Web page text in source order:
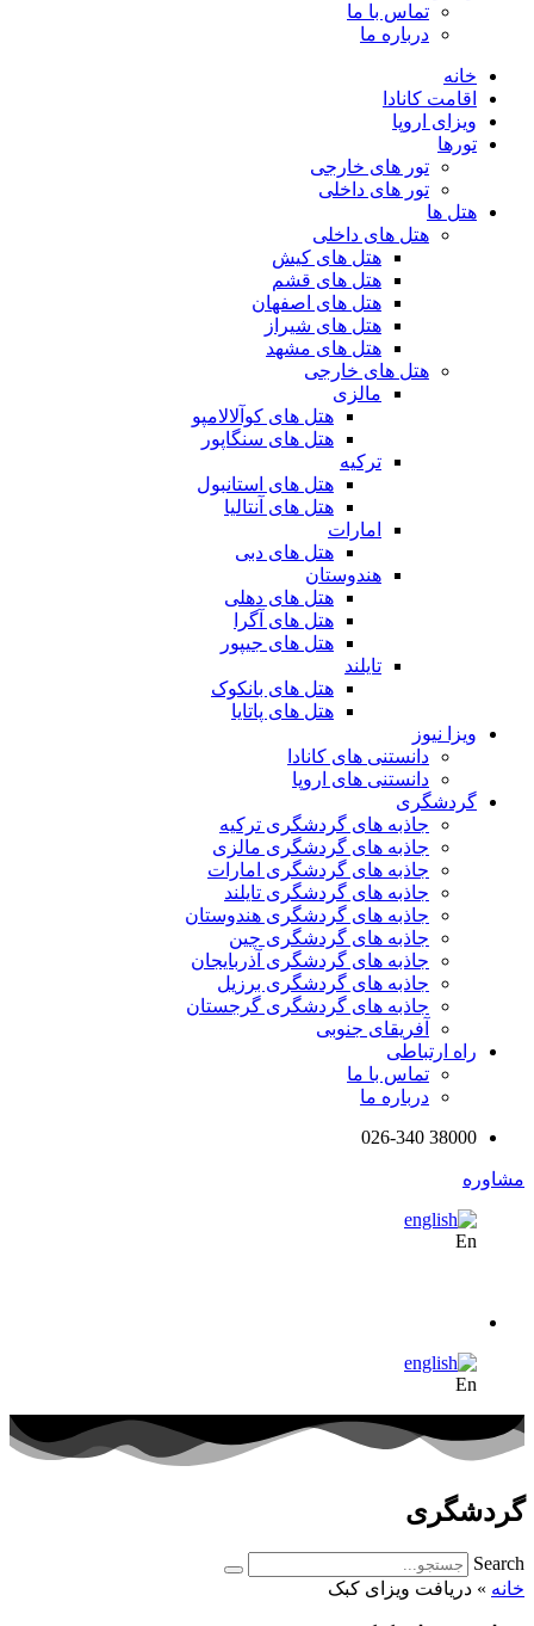
تماس با ما
درباره ما
خانه
اقامت کانادا
ویزای اروپا
تورها
تور های خارجی
تور های داخلی
هتل ها
هتل های داخلی
هتل های کیش
هتل های قشم
هتل های اصفهان
هتل های شیراز
هتل های مشهد
هتل های خارجی
مالزی
هتل های کوآلالامپو
هتل های سنگاپور
ترکیه
هتل های استانبول
هتل های آنتالیا
امارات
هتل های دبی
هندوستان
هتل های دهلی
هتل های آگرا
هتل های جیپور
تایلند
هتل های بانکوک
هتل های پاتایا
ویزا نیوز
دانستنی های کانادا
دانستنی های اروپا
گردشگری
جاذبه های گردشگری ترکیه
جاذبه های گردشگری مالزی
جاذبه های گردشگری امارات
جاذبه های گردشگری تایلند
جاذبه های گردشگری هندوستان
جاذبه های گردشگری چین
جاذبه های گردشگری آذربایجان
جاذبه های گردشگری برزیل
جاذبه های گردشگری گرجستان
آفریقای جنوبی
راه ارتباطی
تماس با ما
درباره ما
38000 026-340
مشاوره
En
En
گردشگری
Search
خانه » دریافت ویزای کبک